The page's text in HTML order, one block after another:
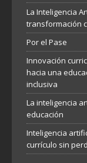
La Inteligencia
transformación
Por el Pase
Innovación
hacia una
inclusiva
La inteligencia
educación
Inteligencia
currículo sin